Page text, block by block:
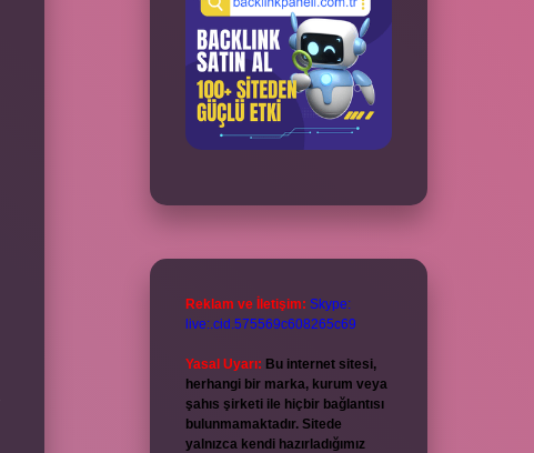
Reklam ve İletişim: Skype:
live:.cid.575569c608265c69
Yasal Uyarı: Bu internet sitesi,
herhangi bir marka, kurum veya
şahıs şirketi ile hiçbir bağlantısı
bulunmamaktadır. Sitede
yalnızca kendi hazırladığımız